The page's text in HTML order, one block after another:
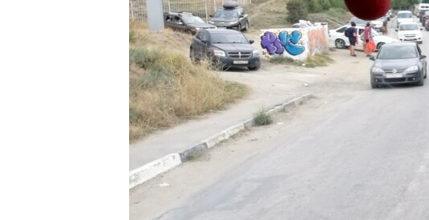
УКРАЇНСЬКА ПРОБЛЕМА КРИМУ